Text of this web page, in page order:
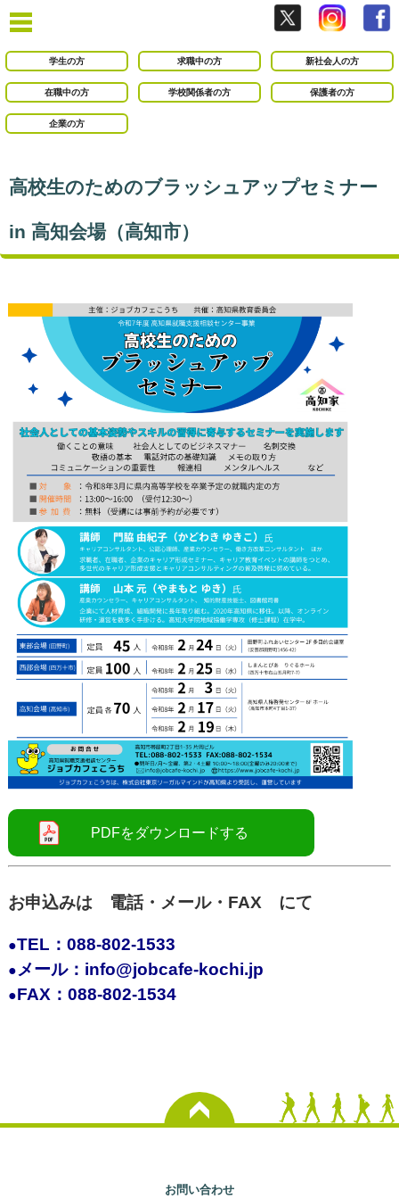
学生の方 求職中の方 新社会人の方
在職中の方 学校関係者の方 保護者の方
企業の方
高校生のためのブラッシュアップセミナー
in 高知会場（高知市）
お申込みは 電話・メール・FAX にて
●TEL：088-802-1533
● メール：info@jobcafe-kochi.jp
●FAX：088-802-1534
お問い合わせ